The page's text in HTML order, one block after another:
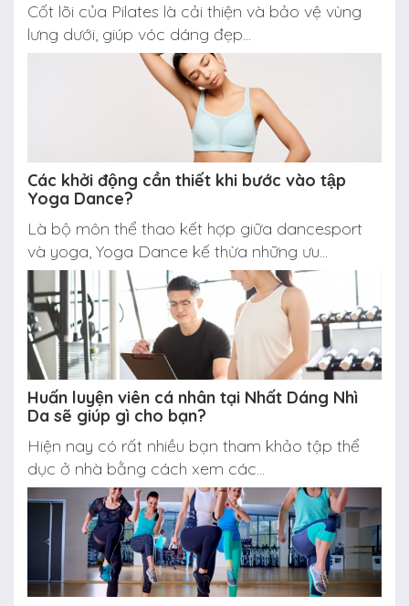
Cốt lõi của Pilates là cải thiện và bảo vệ vùng
lưng dưới, giúp vóc dáng đẹp...
Các khởi động cần thiết khi bước vào tập
Yoga Dance?
Là bộ môn thể thao kết hợp giữa dancesport
và yoga, Yoga Dance kế thừa những ưu...
Huấn luyện viên cá nhân tại Nhất Dáng Nhì
Da sẽ giúp gì cho bạn?
Hiện nay có rất nhiều bạn tham khảo tập thể
dục ở nhà bằng cách xem các...